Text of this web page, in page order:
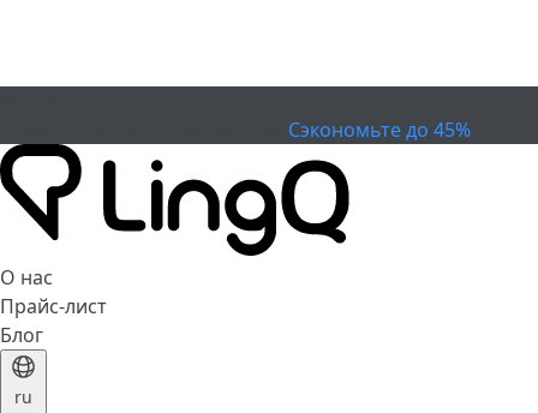
Сэкономьте до 45%
О нас
Прайс-лист
Блог
ru